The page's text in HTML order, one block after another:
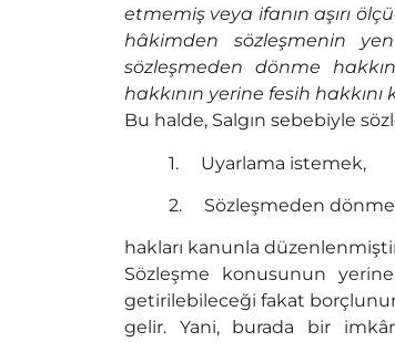
etmemiş veya ifanın aşırı
hâkimden sözleşmenin
sözleşmeden dönme
hakkının yerine fesih hakkını
Bu halde, Salgın sebebiyle
1. Uyarlama istemek,
2. Sözleşmeden dönme
hakları kanunla
Sözleşme konusunun
getirilebileceği fakat
gelir. Yani, burada bir